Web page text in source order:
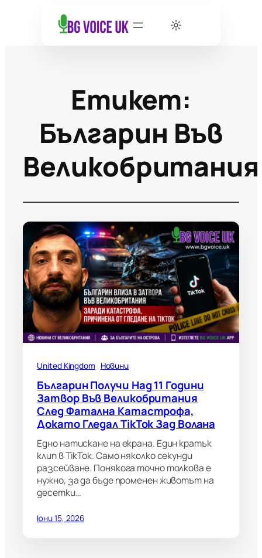
Етикет:
Българин Във
Великобритания
United Kingdom Новини
Българин Получи Над 11 Години
Затвор Във Великобритания
След Фатална Катастрофа,
Докато Гледал TikTok Зад Волана
Едно натискане на екрана. Един кратък
клип в TikTok. Само няколко секунди
разсейване. Понякога точно толкова е
нужно, за да бъде променен животът на
десетки…
юни 15, 2026